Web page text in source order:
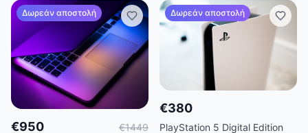
Δωρεάν αποστολή
€950 €1449
Δωρεάν αποστολή
€380
PlayStation 5 Digital Edition